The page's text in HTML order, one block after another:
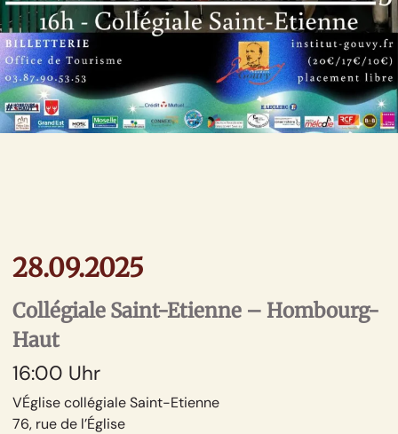
28.09.2025
Collégiale Saint-Etienne – Hombourg-
Haut
16:00 Uhr
VÉglise collégiale Saint-Etienne
76, rue de l’Église